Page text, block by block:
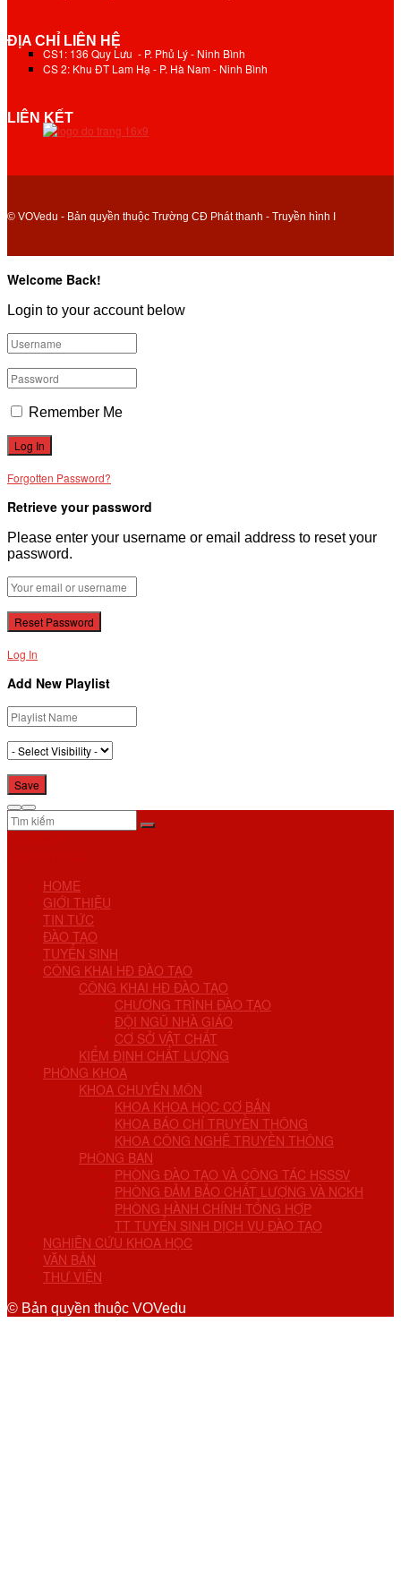
ĐỊA CHỈ LIÊN HỆ
CS1: 136 Quy Lưu - P. Phủ Lý - Ninh Bình
CS 2: Khu ĐT Lam Hạ - P. Hà Nam - Ninh Bình
LIÊN KẾT
© VOVedu - Bản quyền thuộc Trường CĐ Phát thanh - Truyền hình I
Welcome Back!
Login to your account below
Remember Me
Forgotten Password?
Retrieve your password
Please enter your username or email address to reset your
password.
Log In
Add New Playlist
HOME
GIỚI THIỆU
TIN TỨC
ĐÀO TẠO
TUYỂN SINH
CÔNG KHAI HĐ ĐÀO TẠO
CÔNG KHAI HĐ ĐÀO TẠO
CHƯƠNG TRÌNH ĐÀO TẠO
ĐỘI NGŨ NHÀ GIÁO
CƠ SỞ VẬT CHẤT
KIỂM ĐỊNH CHẤT LƯỢNG
PHÒNG KHOA
KHOA CHUYÊN MÔN
KHOA KHOA HỌC CƠ BẢN
KHOA BÁO CHÍ TRUYỀN THÔNG
KHOA CÔNG NGHỆ TRUYỀN THÔNG
PHÒNG BAN
PHÒNG ĐÀO TẠO VÀ CÔNG TÁC HSSSV
PHÒNG ĐẢM BẢO CHẤT LƯỢNG VÀ NCKH
PHÒNG HÀNH CHÍNH TỔNG HỢP
TT TUYỂN SINH DỊCH VỤ ĐÀO TẠO
NGHIÊN CỨU KHOA HỌC
VĂN BẢN
THƯ VIỆN
© Bản quyền thuộc VOVedu